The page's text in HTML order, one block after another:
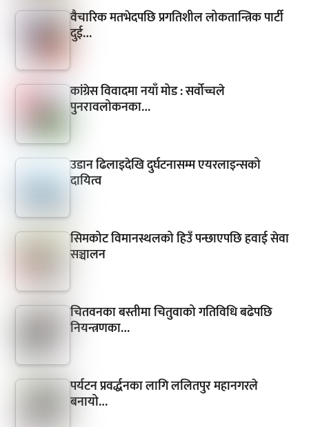
वैचारिक मतभेदपछि प्रगतिशील लोकतान्त्रिक पार्टी
दुई…
कांग्रेस विवादमा नयाँ मोड : सर्वोच्चले
पुनरावलोकनका…
उडान ढिलाइदेखि दुर्घटनासम्म एयरलाइन्सको
दायित्व
सिमकोट विमानस्थलको हिउँ पन्छाएपछि हवाई सेवा
सञ्चालन
चितवनका बस्तीमा चितुवाको गतिविधि बढेपछि
नियन्त्रणका…
पर्यटन प्रवर्द्धनका लागि ललितपुर महानगरले
बनायो…